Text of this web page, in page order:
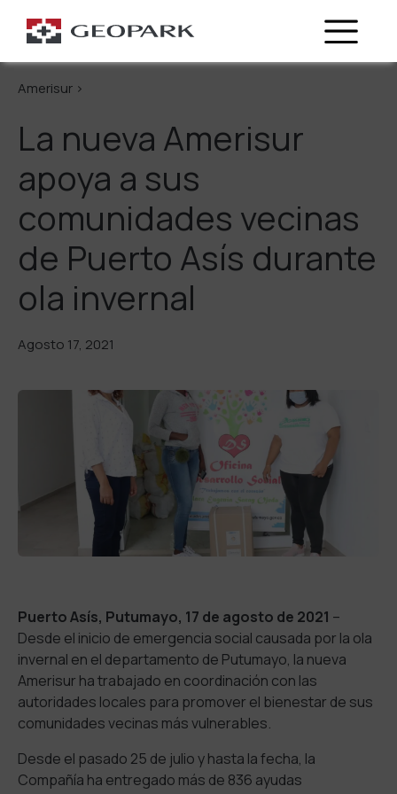
Regresa
Amerisur >
La nueva Amerisur
apoya a sus
comunidades vecinas
de Puerto Asís durante
ola invernal
Agosto 17, 2021
Puerto Asís, Putumayo, 17 de agosto de 2021 –
Desde el inicio de emergencia social causada por la ola
invernal en el departamento de Putumayo, la nueva
Amerisur ha trabajado en coordinación con las
autoridades locales para promover el bienestar de sus
comunidades vecinas más vulnerables.
Desde el pasado 25 de julio y hasta la fecha, la
Compañía ha entregado más de 836 ayudas